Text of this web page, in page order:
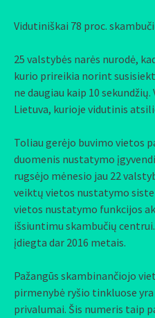
Vidutiniškai 78 proc.
25 valstybės narės nurodė,
kurio prireikia norint
ne daugiau kaip 10
Lietuva, kurioje vidutinis
Toliau gerėjo buvimo vietos
duomenis nustatymo
rugsėjo mėnesio jau 22
veiktų vietos nustatymo
vietos nustatymo funkcijos
išsiuntimu skambučių
įdiegta dar 2016 metais.
Pažangūs skambinančiojo
pirmenybė ryšio tinkluose
privalumai. Šis numeris taip